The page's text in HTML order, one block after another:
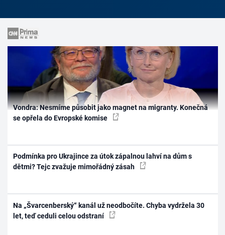
Vondra: Nesmíme působit jako magnet na migranty. Konečná
se opřela do Evropské komise
Podmínka pro Ukrajince za útok zápalnou lahví na dům s
dětmi? Tejc zvažuje mimořádný zásah
Na „Švarcenberský“ kanál už neodbočíte. Chyba vydržela 30
let, teď ceduli celou odstraní